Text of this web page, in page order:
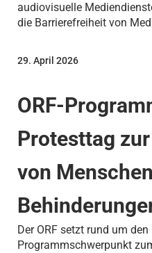
audiovisuelle
die Barrierefreiheit von
ORF-
Protesttag
von
29. April 2026
Der ORF setzt rund um
Programmschwerpunkt